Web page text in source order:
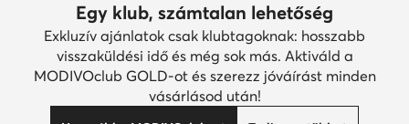
Egy klub, számtalan lehetőség
Exkluzív ajánlatok csak klubtagoknak: hosszabb
visszaküldési idő és még sok más. Aktiváld a
MODIVOclub GOLD-ot és szerezz jóváírást minden
vásárlásod után!